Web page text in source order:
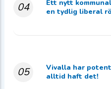
04
Ett nytt
en tydlig liberal
05
Vivalla har
alltid haft det!